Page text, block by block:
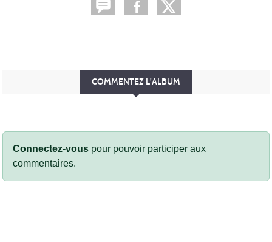
COMMENTEZ L'ALBUM
Connectez-vous pour pouvoir participer aux
commentaires.